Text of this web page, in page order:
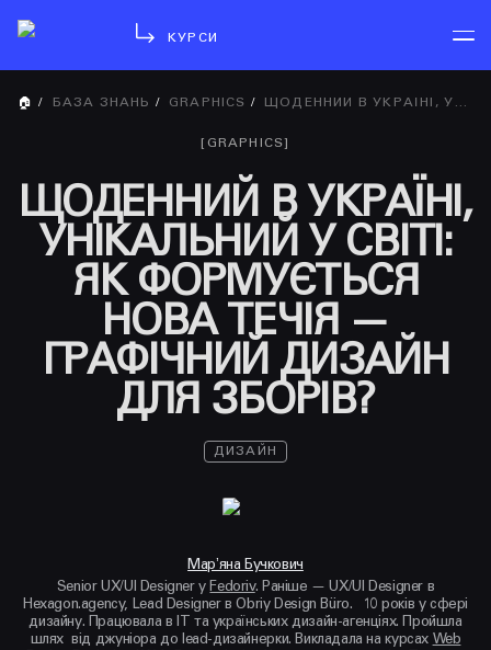
КУРСИ
🏠 / БАЗА ЗНАНЬ / GRAPHICS / ЩОДЕННИЙ В УКРАЇНІ, УНІКАЛЬНИЙ У СВІТІ: ЯК ФОРМУЄТЬСЯ НОВА ТЕЧІЯ — ГРАФІЧНИЙ ДИЗАЙН ДЛЯ ЗБОРІВ?
[ GRAPHICS]
ЩОДЕННИЙ В УКРАЇНІ,
УНІКАЛЬНИЙ У СВІТІ:
ЯК ФОРМУЄТЬСЯ
НОВА ТЕЧІЯ —
ГРАФІЧНИЙ ДИЗАЙН
ДЛЯ ЗБОРІВ?
ДИЗАЙН
Марʼяна Бучкович
Senior UX/UI Designer уFedoriv. Раніше — UX/UI Designer в
Hexagon.agency, Lead Designer в Obriy Design Büro. 10 років у сфері
дизайну. Працювала в ІТ та українських дизайн-агенціях. Пройшла
шлях від джуніора до lead-дизайнерки. Викладала на курсах Web